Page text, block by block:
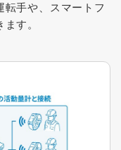
転手や、スマートフ
す。